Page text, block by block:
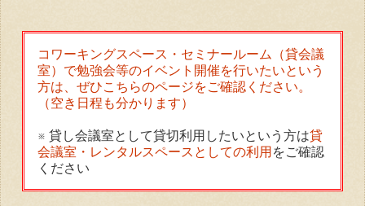
コワーキングスペース・セミナールーム（貸会議
室）で勉強会等のイベント開催を行いたいという
方は、ぜひこちらのページをご確認ください。
（空き日程も分かります）
※ 貸し会議室として貸切利用したいという方は貸
会議室・レンタルスペースとしての利用 をご確認
ください